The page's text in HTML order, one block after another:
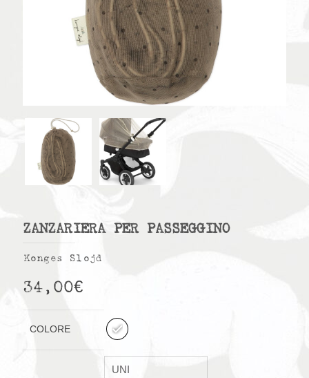
ZANZARIERA PER PASSEGGINO
Konges Slojd
34,00€
COLORE